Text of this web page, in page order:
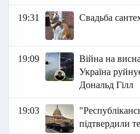
19:31 Свадьба
19:09
Війна на
Україна
Дональд Гілл
19:03
підтвердили